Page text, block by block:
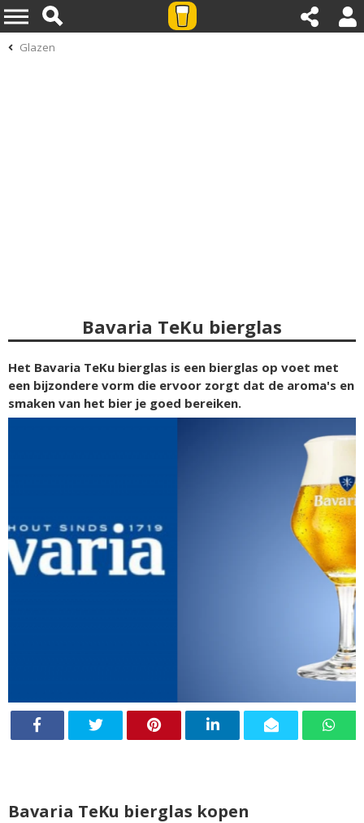
Glazen
Bavaria TeKu bierglas
Het Bavaria TeKu bierglas is een bierglas op voet met
een bijzondere vorm die ervoor zorgt dat de aroma's en
smaken van het bier je goed bereiken.
Bavaria TeKu bierglas kopen